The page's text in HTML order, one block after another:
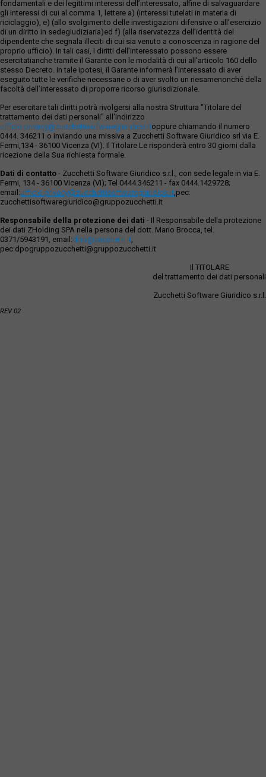
fondamentali e dei legittimi interessi dell’interessato, alfine di salvaguardare
gli interessi di cui al comma 1, lettere a) (interessi tutelati in materia di
riciclaggio), e) (allo svolgimento delle investigazioni difensive o all’esercizio
di un diritto in sedegiudiziaria)ed f) (alla riservatezza dell’identità del
dipendente che segnala illeciti di cui sia venuto a conoscenza in ragione del
proprio ufficio). In tali casi, i diritti dell’interessato possono essere
esercitatianche tramite il Garante con le modalità di cui all’articolo 160 dello
stesso Decreto. In tale ipotesi, il Garante informerà l’interessato di aver
eseguito tutte le verifiche necessarie o di aver svolto un riesamenonché della
facoltà dell’interessato di proporre ricorso giurisdizionale.
Per esercitare tali diritti potrà rivolgersi alla nostra Struttura "Titolare del
trattamento dei dati personali" all'indirizzo
ufficio.privacy@zucchettisofwaregiuridico.itoppure chiamando il numero
0444. 346211 o inviando una missiva a Zucchetti Software Giuridico srl via E.
Fermi,134 - 36100 Vicenza (VI). Il Titolare Le risponderà entro 30 giorni dalla
ricezione della Sua richiesta formale.
Dati di contatto - Zucchetti Software Giuridico s.r.l., con sede legale in via E.
Fermi, 134 - 36100 Vicenza (VI); Tel 0444.346211 - fax 0444.1429728;
email:ufficio.privacy@zucchettisoftwaregiuridico.it,pec:
zucchettisoftwaregiuridico@gruppozucchetti.it
Responsabile della protezione dei dati - Il Responsabile della protezione
dei dati ZHolding SPA nella persona del dott. Mario Brocca, tel.
0371/5943191, email:dpo@zucchetti.it,
pec:dpogruppozucchetti@gruppozucchetti.it
Il TITOLARE
del trattamento dei dati personali
Zucchetti Software Giuridico s.r.l.
REV 02